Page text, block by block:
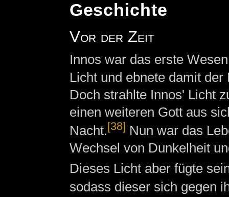
Geschichte
Vor der Zeit
Innos war das erste
Licht und ebnete damit
Doch strahlte Innos' Licht
einen weiteren Gott aus
Nacht.[38] Nun war das
Wechsel von Dunkelheit
Dieses Licht aber fügte
sodass dieser sich gegen